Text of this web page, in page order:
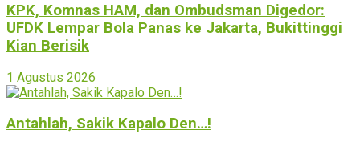
KPK, Komnas HAM, dan Ombudsman Digedor:
UFDK Lempar Bola Panas ke Jakarta, Bukittinggi
Kian Berisik
1 Agustus 2026
Antahlah, Sakik Kapalo Den…!